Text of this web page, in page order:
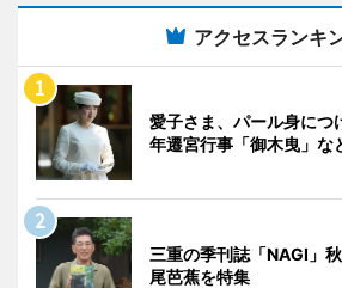
アクセスランキ
愛子さま、パール身に
年遷宮行事「御木曳」な
三重の季刊誌「NAGI」
尾芭蕉を特集